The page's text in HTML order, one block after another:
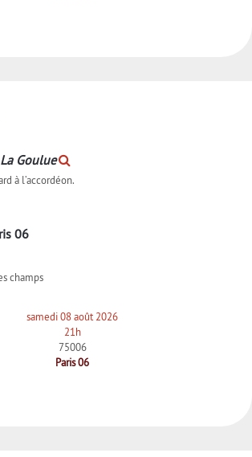
Goulue
à l’accordéon.
06
champs
samedi 08 août 2026
21h
75006
Paris 06